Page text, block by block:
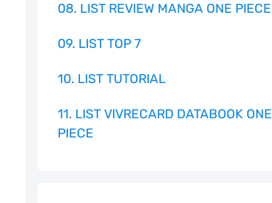
08. LIST REVIEW MANGA ONE PIECE
09. LIST TOP 7
10. LIST TUTORIAL
11. LIST VIVRECARD DATABOOK ONE
PIECE